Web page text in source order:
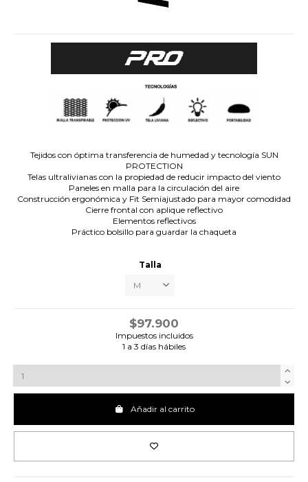
Tejidos con óptima transferencia de humedad y tecnología SUN
PROTECTION
Telas ultralivianas con la propiedad de reducir impacto del viento
Paneles en malla para la circulación del aire
Construcción ergonómica y Fit Semiajustado para mayor comodidad
Cierre frontal con aplique reflectivo
Elementos reflectivos
Práctico bolsillo para guardar la chaqueta
Talla
$97.900
Impuestos incluidos
1 a 3 días hábiles
Añadir al carrito